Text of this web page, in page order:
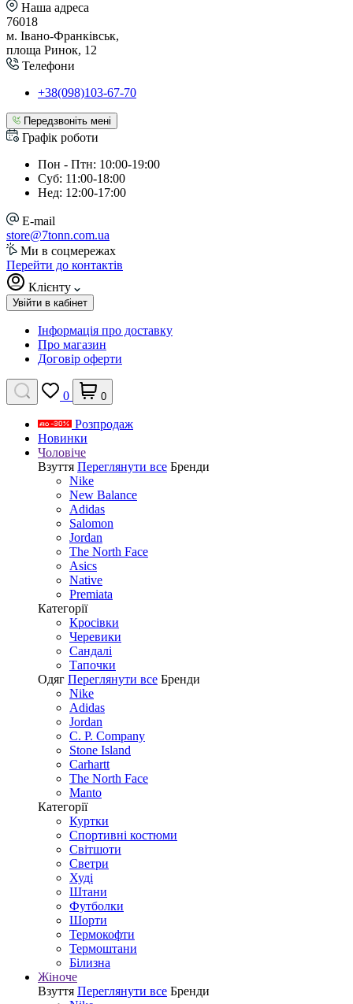
Наша адреса
76018
м. Івано-Франківськ,
площа Ринок, 12
Телефони
+38(098)103-67-70
Передзвоніть мені
Графік роботи
Пон - Птн: 10:00-19:00
Суб: 11:00-18:00
Нед: 12:00-17:00
E-mail
store@7tonn.com.ua
Ми в соцмережах
Перейти до контактів
Клієнту
Увійти в кабінет
Інформація про доставку
Про магазин
Договір оферти
0 0
Розпродаж
Новинки
Чоловіче
Взуття Переглянути все Бренди
Nike
New Balance
Adidas
Salomon
Jordan
The North Face
Asics
Native
Premiata
Категорії
Кросівки
Черевики
Сандалі
Tапочки
Одяг Переглянути все Бренди
Nike
Adidas
Jordan
C. P. Company
Stone Island
Carhartt
The North Face
Manto
Категорії
Куртки
Спортивні костюми
Світшоти
Светри
Худі
Штани
Футболки
Шорти
Термокофти
Термоштани
Білизна
Жіноче
Взуття Переглянути все Бренди